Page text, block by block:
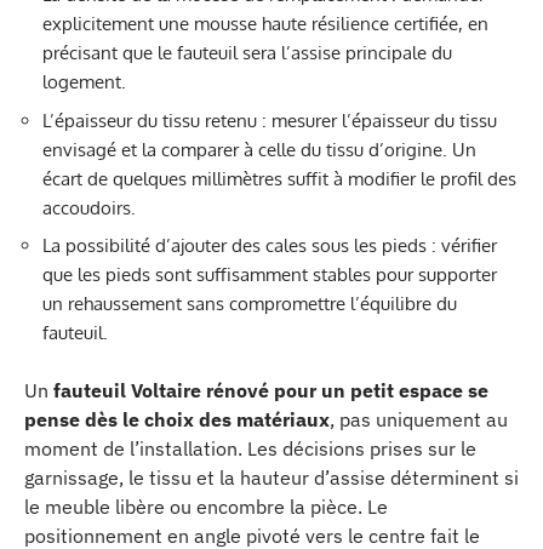
explicitement une mousse haute résilience certifiée, en
précisant que le fauteuil sera l’assise principale du
logement.
L’épaisseur du tissu retenu : mesurer l’épaisseur du tissu
envisagé et la comparer à celle du tissu d’origine. Un
écart de quelques millimètres suffit à modifier le profil des
accoudoirs.
La possibilité d’ajouter des cales sous les pieds : vérifier
que les pieds sont suffisamment stables pour supporter
un rehaussement sans compromettre l’équilibre du
fauteuil.
Un fauteuil Voltaire rénové pour un petit espace se
pense dès le choix des matériaux, pas uniquement au
moment de l’installation. Les décisions prises sur le
garnissage, le tissu et la hauteur d’assise déterminent si
le meuble libère ou encombre la pièce. Le
positionnement en angle pivoté vers le centre fait le